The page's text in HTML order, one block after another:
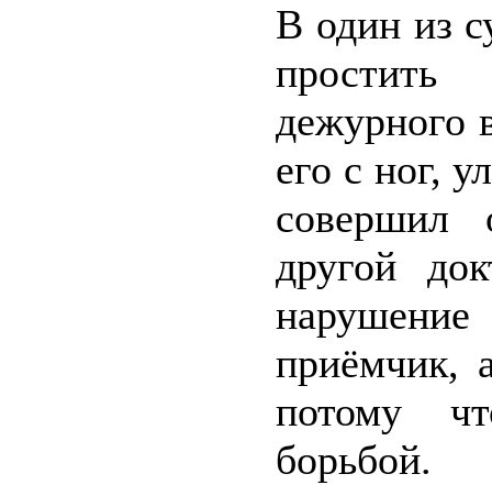
В один из
дежурного
его с ног,
другой
приёмчик,
потому
борьбой.